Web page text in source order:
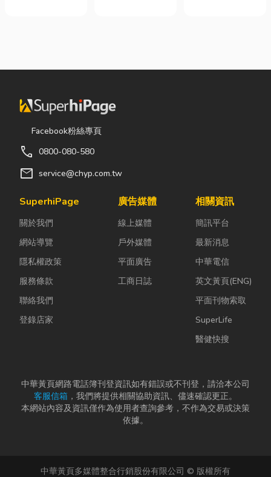
要求提供「碳
「永續報告
書」。這讓不
少傳產老闆感
底 ESG 永續是
什麼？我們公
真的需要找
嗎？」 其
實，...
是最快速心較
的原理及建議
置。 工廠排風
扇｜改善溫度
的原理 ...
具，但實際上
商品損壞。 這
次搞懂塑膠袋
與手提袋的...
Facebook粉絲專頁
call 0800-080-580
mail service@chyp.com.tw
SuperhiPage
關於我們
網站導覽
隱私權政策
服務條款
聯絡我們
登錄店家
廣告媒體
線上媒體
戶外媒體
平面廣告
工商日誌
相關資訊
簡訊平台
最新消息
中華電信
英文黃頁(ENG)
平面刊物索取
SuperLife
醫健快搜
中華黃頁網路電話簿刊登資訊如有錯誤或不刊登，請洽本公司
客服信箱 ，我們將提供相關協助資訊、儘速確認更正。
本網站內容及資訊僅作為使用者查詢參考，不作為交易或決策
依據。
中華黃頁多媒體整合行銷股份有限公司 © 版權所有